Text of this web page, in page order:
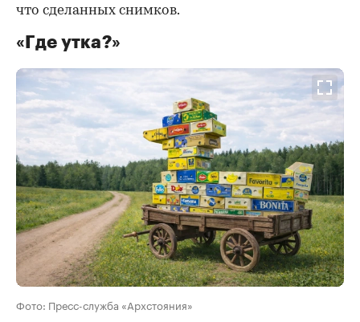
что сделанных снимков.
«Где утка?»
Фото: Пресс-служба «Архстояния»